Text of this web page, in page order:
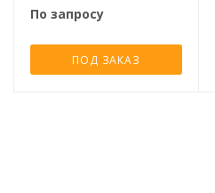
По запросу
ПОД ЗАКАЗ